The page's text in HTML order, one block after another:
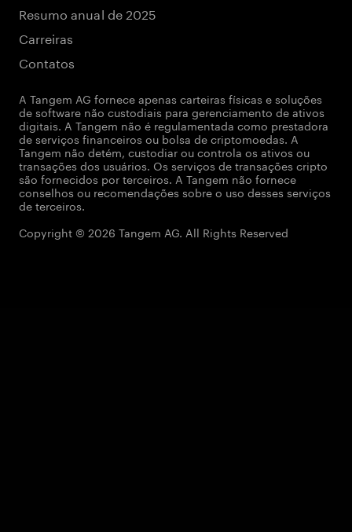
Resumo anual de 2025
Carreiras
Contatos
A Tangem AG fornece apenas carteiras físicas e soluções
de software não custodiais para gerenciamento de ativos
digitais. A Tangem não é regulamentada como prestadora
de serviços financeiros ou bolsa de criptomoedas. A
Tangem não detém, custodiar ou controla os ativos ou
transações dos usuários. Os serviços de transações cripto
são fornecidos por terceiros. A Tangem não fornece
conselhos ou recomendações sobre o uso desses serviços
de terceiros.